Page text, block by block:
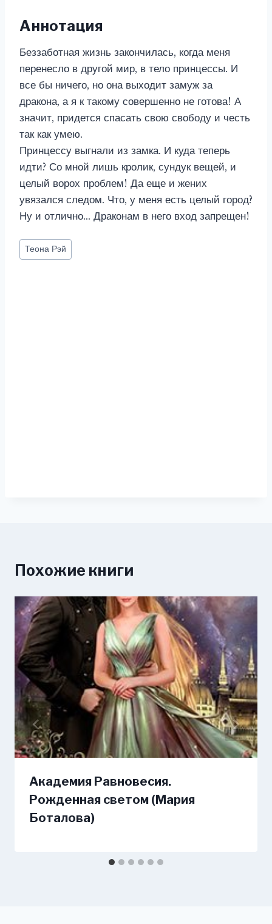
Аннотация
Беззаботная жизнь закончилась, когда меня
перенесло в другой мир, в тело принцессы. И
все бы ничего, но она выходит замуж за
дракона, а я к такому совершенно не готова! А
значит, придется спасать свою свободу и честь
так как умею.
Принцессу выгнали из замка. И куда теперь
идти? Со мной лишь кролик, сундук вещей, и
целый ворох проблем! Да еще и жених
увязался следом. Что, у меня есть целый город?
Ну и отлично… Драконам в него вход запрещен!
Метки
записи:
Теона Рэй
Похожие книги
Академия Равновесия.
Рожденная светом (Мария
Боталова)